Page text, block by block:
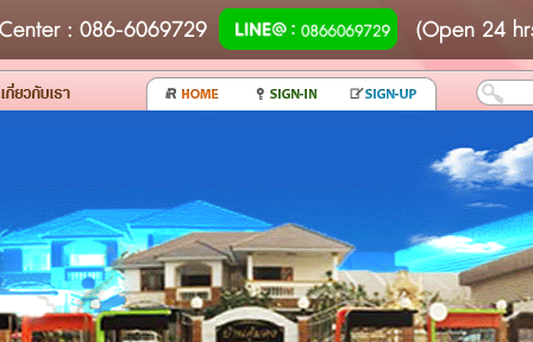
: 086-6069729 (Open 24